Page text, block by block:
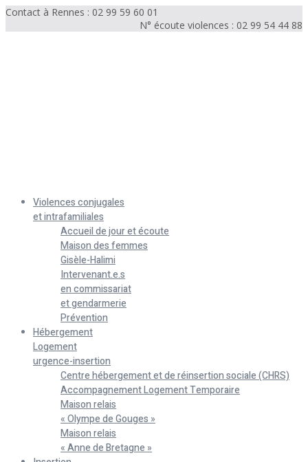
Contact à Rennes : 02 99 59 60 01
N° écoute violences : 02 99 54 44 88
Violences conjugales
et intrafamiliales
Accueil de jour et écoute
Maison des femmes
Gisèle-Halimi
Intervenant.e.s
en commissariat
et gendarmerie
Prévention
Hébergement
Logement
urgence-insertion
Centre hébergement et de réinsertion sociale (CHRS)
Accompagnement Logement Temporaire
Maison relais
« Olympe de Gouges »
Maison relais
« Anne de Bretagne »